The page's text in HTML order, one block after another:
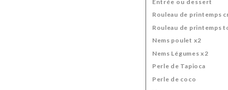
Entrée ou dessert
Rouleau de printemps
Rouleau de printemps
Nems poulet x2
Nems Légumes x2
Perle de Tapioca
Perle de coco